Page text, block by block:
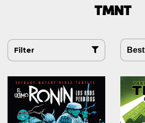
TMNT
Filter